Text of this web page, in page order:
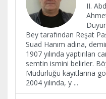
II.
Bey tarafından Reşat
Suad Hanım adına,
1907 yılında yaptırılan
semtin ismini belirler.
Müdürlüğü kayıtlarına
2004 yılında, y ...